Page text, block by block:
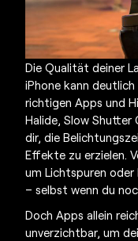
Die Qualität deiner
iPhone kann
richtigen Apps und
Halide, Slow Shutter
dir, die
Effekte zu erzielen.
um Lichtspuren
– selbst wenn du
Doch Apps allein
unverzichtbar, um